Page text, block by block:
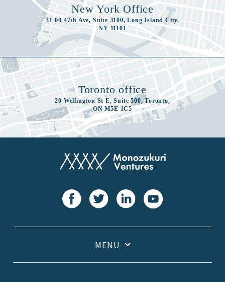
New York Office
31-00 47th Ave, Suite 3100, Long Island City,
NY 11101
Toronto office
20 Wellington St E, Suite 500, Toronto,
ON M5E 1C5